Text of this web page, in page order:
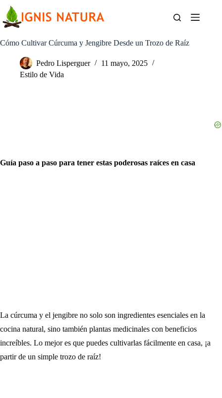
contenido
Cómo Cultivar Cúrcuma y Jengibre Desde un Trozo de Raíz
Pedro Lisperguer
11 mayo, 2025
Estilo de Vida
Guía paso a paso para tener estas poderosas raíces en casa
La cúrcuma y el jengibre no solo son ingredientes esenciales en la
cocina natural, sino también plantas medicinales con beneficios
increíbles. Lo mejor es que puedes cultivarlas fácilmente en casa, ¡a
partir de un simple trozo de raíz!